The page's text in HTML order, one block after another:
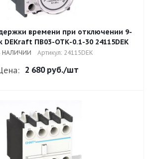
времени при отключении 9-
DEKraft ПВ03-ОТК-0.1-30 24115DEK
НАЛИЧИИ Артикул: 24115DEK
2 680 руб./шт